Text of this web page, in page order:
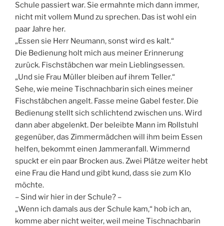
Schule passiert war. Sie ermahnte mich dann immer,
nicht mit vollem Mund zu sprechen. Das ist wohl ein
paar Jahre her.
„Essen sie Herr Neumann, sonst wird es kalt.“
Die Bedienung holt mich aus meiner Erinnerung
zurück. Fischstäbchen war mein Lieblingsessen.
„Und sie Frau Müller bleiben auf ihrem Teller.“
Sehe, wie meine Tischnachbarin sich eines meiner
Fischstäbchen angelt. Fasse meine Gabel fester. Die
Bedienung stellt sich schlichtend zwischen uns. Wird
dann aber abgelenkt. Der beleibte Mann im Rollstuhl
gegenüber, das Zimmermädchen will ihm beim Essen
helfen, bekommt einen Jammeranfall. Wimmernd
spuckt er ein paar Brocken aus. Zwei Plätze weiter hebt
eine Frau die Hand und gibt kund, dass sie zum Klo
möchte.
– Sind wir hier in der Schule? –
„Wenn ich damals aus der Schule kam,“ hob ich an,
komme aber nicht weiter, weil meine Tischnachbarin